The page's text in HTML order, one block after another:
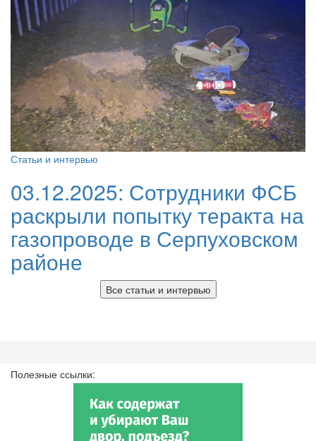
Статьи и интервью
03.12.2025: Сотрудники ФСБ
раскрыли попытку теракта на
газопроводе в Серпуховском
районе
Все статьи и интервью
Полезные ссылки: